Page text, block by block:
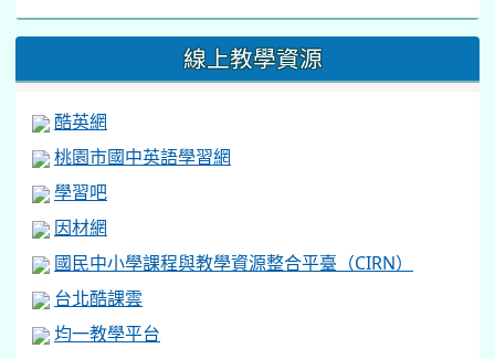
線上教學資源
酷英網
桃園市國中英語學習網
學習吧
因材網
國民中小學課程與教學資源整合平臺（CIRN）
台北酷課雲
均一教學平台